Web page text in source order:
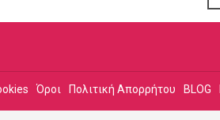
Όροι Πολιτική Απορρήτου BLOG